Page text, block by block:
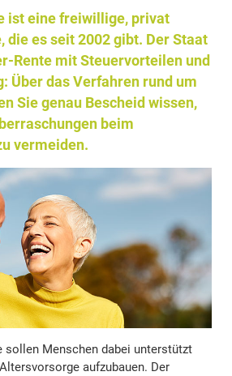
ist eine freiwillige, privat
die es seit 2002 gibt. Der Staat
Rente mit Steuervorteilen und
Über das Verfahren rund um
Sie genau Bescheid wissen,
beim
vermeiden.
sollen Menschen dabei unterstützt
aufzubauen. Der